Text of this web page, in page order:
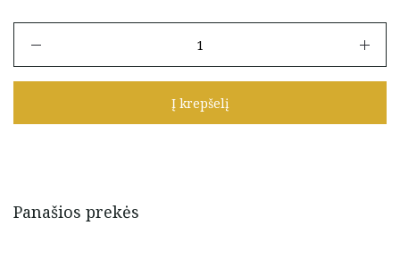
Juodo
su
Į krepšelį
Panašios prekės